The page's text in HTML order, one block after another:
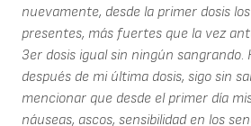
nuevamente, desde la primer dosis
presentes, más fuertes que la vez
3er dosis igual sin ningún sangrando.
después de mi última dosis, sigo sin
mencionar que desde el primer día
náuseas, ascos, sensibilidad en los